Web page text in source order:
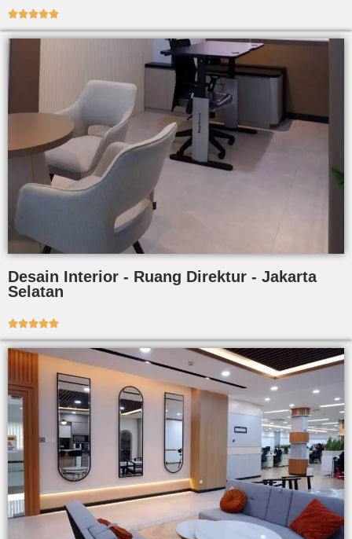

Desain Interior - Ruang Direktur - Jakarta
Selatan
